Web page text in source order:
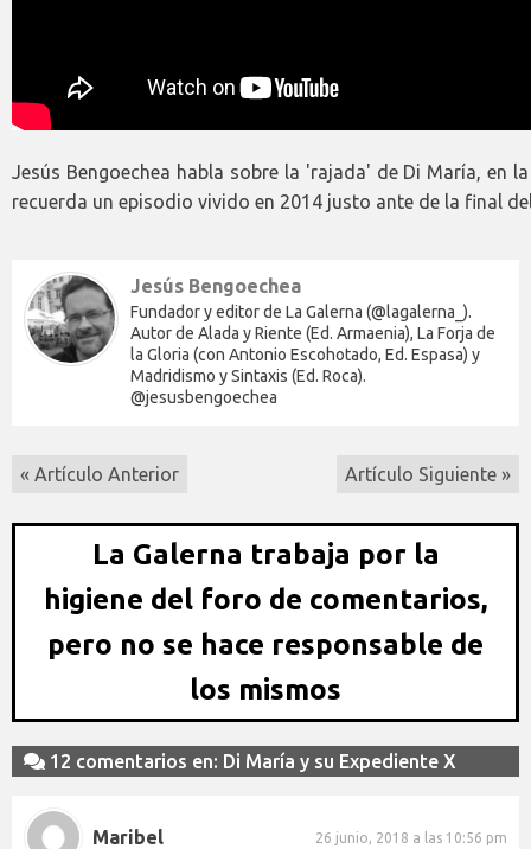
Jesús Bengoechea habla sobre la 'rajada' de Di María, en
recuerda un episodio vivido en 2014 justo ante de la final
Jesús Bengoechea
Fundador y editor de La Galerna (@lagalerna_).
Autor de Alada y Riente (Ed. Armaenia), La Forja de
la Gloria (con Antonio Escohotado, Ed. Espasa) y
Madridismo y Sintaxis (Ed. Roca).
@jesusbengoechea
« Artículo Anterior Artículo Siguiente »
La Galerna trabaja por la
higiene del foro de comentarios,
pero no se hace responsable de
los mismos
12 comentarios en: Di María y su Expediente X
Maribel 26 junio, 2018 a las 10:56 pm